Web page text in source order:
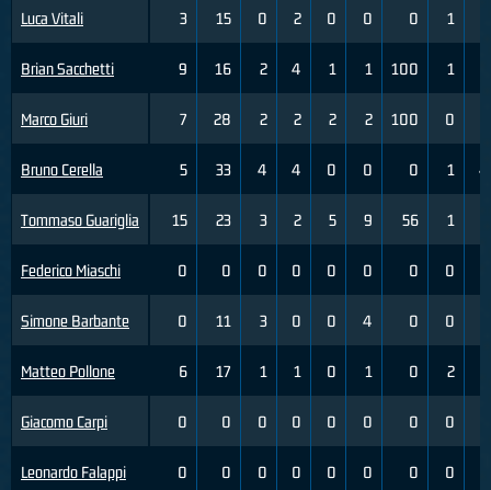
Luca Vitali
Brian Sacchetti
Marco Giuri
Bruno Cerella
Tommaso Guariglia
Federico Miaschi
Simone Barbante
Matteo Pollone
Giacomo Carpi
Leonardo Falappi
3 15 0 2 0 0 0 1
9 16 2 4 1 1 100 1
7 28 2 2 2 2 100 0
5 33 4 4 0 0 0 1 4
15 23 3 2 5 9 56 1
0 0 0 0 0 0 0 0
0 11 3 0 0 4 0 0
6 17 1 1 0 1 0 2
0 0 0 0 0 0 0 0
0 0 0 0 0 0 0 0